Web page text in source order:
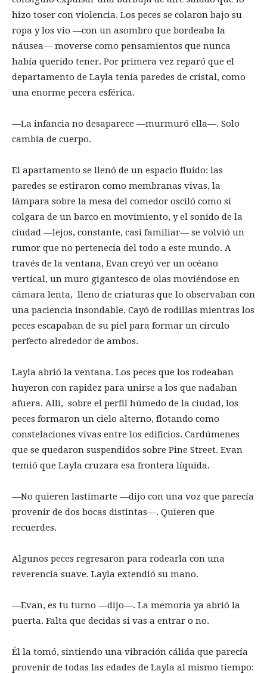
hizo toser con violencia. Los peces se colaron bajo su
ropa y los vio —con un asombro que bordeaba la
náusea— moverse como pensamientos que nunca
había querido tener. Por primera vez reparó que el
departamento de Layla tenía paredes de cristal, como
una enorme pecera esférica.
—La infancia no desaparece —murmuró ella—. Solo
cambia de cuerpo.
El apartamento se llenó de un espacio fluido: las
paredes se estiraron como membranas vivas, la
lámpara sobre la mesa del comedor osciló como si
colgara de un barco en movimiento, y el sonido de la
ciudad —lejos, constante, casi familiar— se volvió un
rumor que no pertenecía del todo a este mundo. A
través de la ventana, Evan creyó ver un océano
vertical, un muro gigantesco de olas moviéndose en
cámara lenta, lleno de criaturas que lo observaban con
una paciencia insondable. Cayó de rodillas mientras los
peces escapaban de su piel para formar un círculo
perfecto alrededor de ambos.
Layla abrió la ventana. Los peces que los rodeaban
huyeron con rapidez para unirse a los que nadaban
afuera. Allí, sobre el perfil húmedo de la ciudad, los
peces formaron un cielo alterno, flotando como
constelaciones vivas entre los edificios. Cardúmenes
que se quedaron suspendidos sobre Pine Street. Evan
temió que Layla cruzara esa frontera líquida.
—No quieren lastimarte —dijo con una voz que parecía
provenir de dos bocas distintas—. Quieren que
recuerdes.
Algunos peces regresaron para rodearla con una
reverencia suave. Layla extendió su mano.
—Evan, es tu turno —dijo—. La memoria ya abrió la
puerta. Falta que decidas si vas a entrar o no.
Él la tomó, sintiendo una vibración cálida que parecía
provenir de todas las edades de Layla al mismo tiempo: